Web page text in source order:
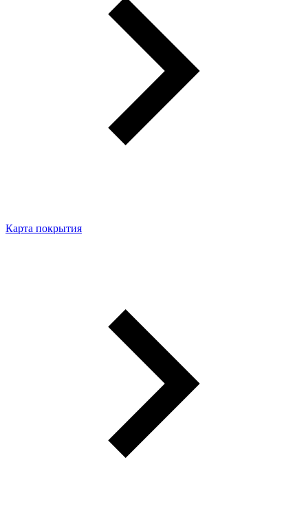
Карта покрытия